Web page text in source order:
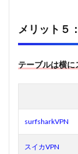
メリット５
テーブルは横
surfsharkVPN
スイカVPN